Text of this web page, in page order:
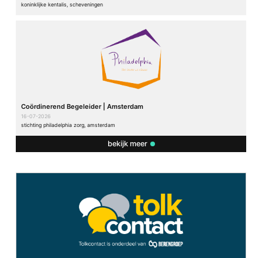
koninklijke kentalis, scheveningen
Coördinerend Begeleider | Amsterdam
16-07-2026
stichting philadelphia zorg, amsterdam
bekijk meer